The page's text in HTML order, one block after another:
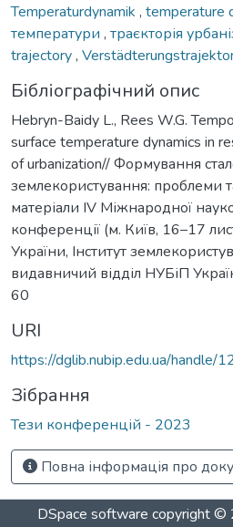
Temperaturdynamik , temperature
температури , траєкторія
trajectory,
Бібліографічний опис
Hebryn-Baidy L., Rees W.G.
surface temperature dynamics in
of urbanization// Формування
землекористування: проблеми
матеріали ІV Міжнародної
конференції (м. Київ, 16–17
України, Інститут
видавничий відділ НУБіП
60
URI
https://dglib.nubip.edu.ua/
Зібрання
Тези конференцій - 2023
Повна інформація про
DSpace software copyright